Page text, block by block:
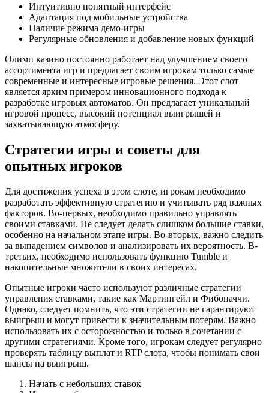
Интуитивно понятный интерфейс
Адаптация под мобильные устройства
Наличие режима демо-игры
Регулярные обновления и добавление новых функций
Олимп казино постоянно работает над улучшением своего
ассортимента игр и предлагает своим игрокам только самые
современные и интересные игровые решения. Этот слот
является ярким примером инновационного подхода к
разработке игровых автоматов. Он предлагает уникальный
игровой процесс, высокий потенциал выигрышей и
захватывающую атмосферу.
Стратегии игры и советы для
опытных игроков
Для достижения успеха в этом слоте, игрокам необходимо
разработать эффективную стратегию и учитывать ряд важных
факторов. Во-первых, необходимо правильно управлять
своими ставками. Не следует делать слишком большие ставки,
особенно на начальном этапе игры. Во-вторых, важно следить
за выпадением символов и анализировать их вероятность. В-
третьих, необходимо использовать функцию Tumble и
накопительные множители в своих интересах.
Опытные игроки часто используют различные стратегии
управления ставками, такие как Мартингейл и Фибоначчи.
Однако, следует помнить, что эти стратегии не гарантируют
выигрыш и могут привести к значительным потерям. Важно
использовать их с осторожностью и только в сочетании с
другими стратегиями. Кроме того, игрокам следует регулярно
проверять таблицу выплат и RTP слота, чтобы понимать свои
шансы на выигрыш.
Начать с небольших ставок